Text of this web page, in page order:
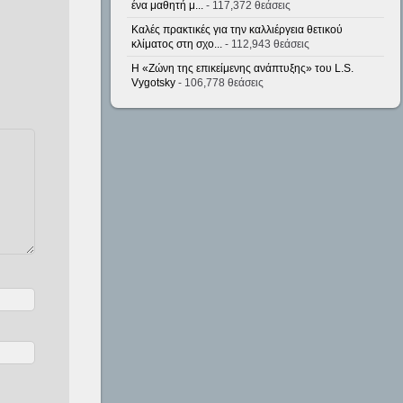
ένα μαθητή μ...- 117,372 θεάσεις
Καλές πρακτικές για την καλλιέργεια θετικού
κλίματος στη σχο...- 112,943 θεάσεις
Η «Ζώνη της επικείμενης ανάπτυξης» του L.S.
Vygotsky- 106,778 θεάσεις